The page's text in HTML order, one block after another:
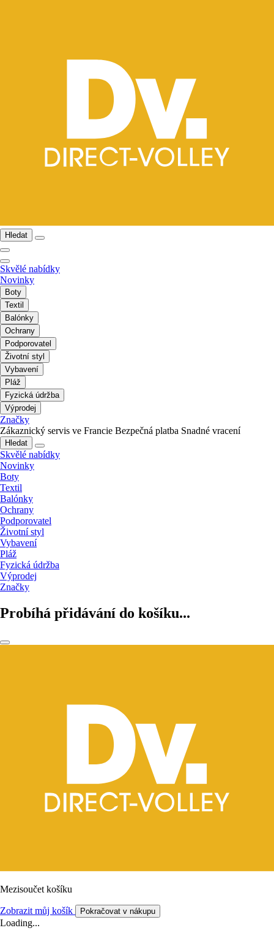
Hledat
Skvělé nabídky
Novinky
Boty
Textil
Balónky
Ochrany
Podporovatel
Životní styl
Vybavení
Pláž
Fyzická údržba
Výprodej
Značky
Zákaznický servis ve Francie Bezpečná platba Snadné vracení
Hledat
Skvělé nabídky
Novinky
Boty
Textil
Balónky
Ochrany
Podporovatel
Životní styl
Vybavení
Pláž
Fyzická údržba
Výprodej
Značky
Probíhá přidávání do košíku...
Mezisoučet košíku
Zobrazit můj košík Pokračovat v nákupu
Loading...